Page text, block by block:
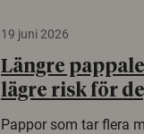
19 juni 2026
Längre
lägre risk för
Pappor som tar flera